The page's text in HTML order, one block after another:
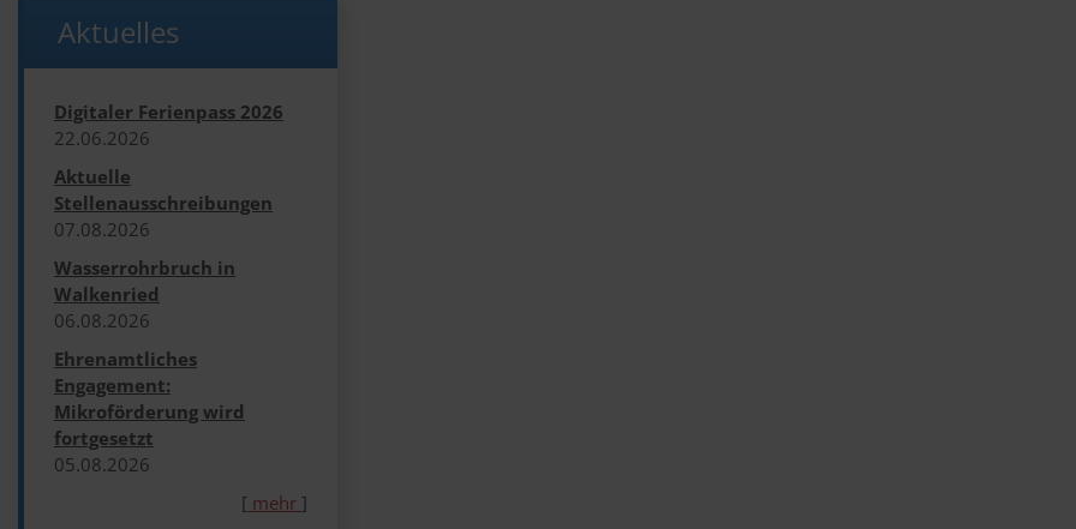
Aktuelles
Digitaler Ferienpass 2026
22.​06.​2026
Aktuelle
Stellenausschreibungen
07.​08.​2026
Wasserrohrbruch in
Walkenried
06.​08.​2026
Ehrenamtliches
Engagement:
Mikroförderung wird
fortgesetzt
05.​08.​2026
[ mehr ]